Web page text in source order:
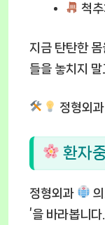
척추:
지금 탄탄한
들을 놓치지
정형외
환자
정형외과
’을 바라봅니